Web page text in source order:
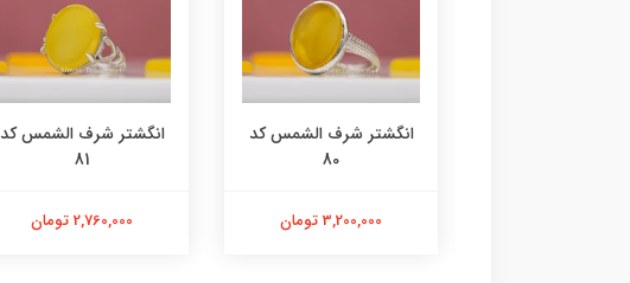
انگشتر شرف الشمس کد
80
3,200,000 تومان
انگشتر شرف الشمس کد
81
2,760,000 تومان